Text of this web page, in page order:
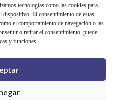
tecnologías como las cookies para
dispositivo. El consentimiento de estas
el comportamiento de navegación o las
o retirar el consentimiento, puede
y funciones.